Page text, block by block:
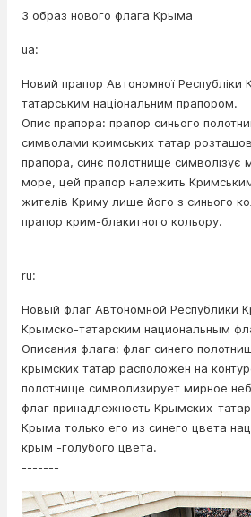
3 образ нового флага Крыма
ua:
Новий прапор Автономної
татарським національним прапором.
Опис прапора: прапор синього
символами кримських татар
прапора, синє полотнище символізує
море, цей прапор належить
жителів Криму лише його з синього
прапор крим-блакитного кольору.
ru:
Новый флаг Автономной Республики
Крымско-татарским национальным
Описания флага: флаг синего
крымских татар расположен на
полотнище символизирует мирное
флаг принадлежность Крымских-
Крыма только его из синего цвета
крым -голубого цвета.
-------